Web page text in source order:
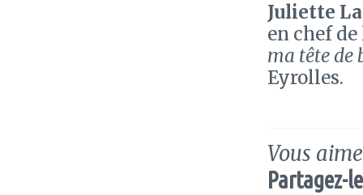
Juliette
en chef
ma tête de
Eyrolles.
Vous
Partagez-